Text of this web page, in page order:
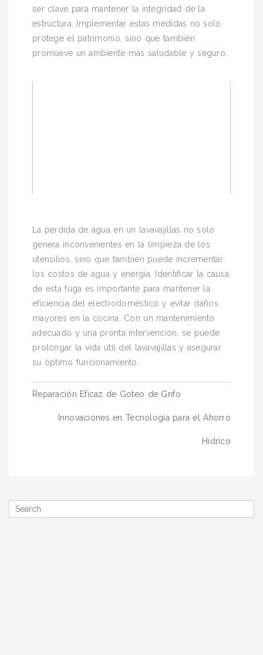
ser clave para mantener la integridad de la
estructura. Implementar estas medidas no solo
protege el patrimonio, sino que también
promueve un ambiente más saludable y seguro.
La pérdida de agua en un lavavajillas no solo
genera inconvenientes en la limpieza de los
utensilios, sino que también puede incrementar
los costos de agua y energía. Identificar la causa
de esta fuga es importante para mantener la
eficiencia del electrodoméstico y evitar daños
mayores en la cocina. Con un mantenimiento
adecuado y una pronta intervención, se puede
prolongar la vida útil del lavavajillas y asegurar
su óptimo funcionamiento.
Navegación
Reparación Eficaz de Goteo de Grifo
Innovaciones en Tecnología para el Ahorro
Hídrico
Search
for